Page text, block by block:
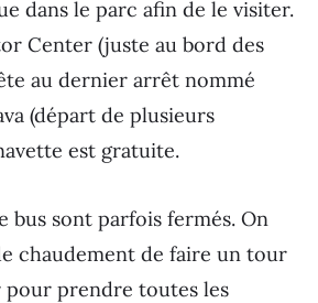
dans le parc afin de le visiter.
Center (juste au bord des
au dernier arrêt nommé
(départ de plusieurs
est gratuite.
bus sont parfois fermés. On
chaudement de faire un tour
prendre toutes les